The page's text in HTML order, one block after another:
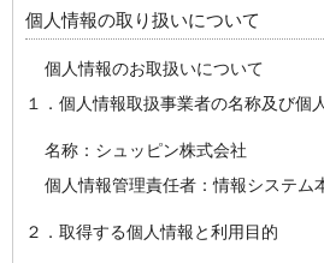
個人情報の取り扱いについて
個人情報のお取扱いについて
１．個人情報取扱事業者の名称及び個
名称：シュッピン株式会社
個人情報管理責任者：情報システム
２．取得する個人情報と利用目的